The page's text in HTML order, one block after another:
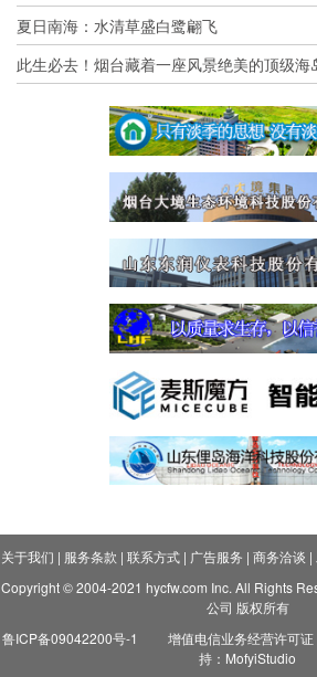
夏日南海：水清草盛白鹭翩飞
此生必去！烟台藏着一座风景绝美的顶级海
关于我们 | 服务条款 | 联系方式| 广告服务 | 商务洽谈 |
Copyright © 2004-2021 hycfw.com Inc. All Rights
公司 版权所有
鲁ICP备09042200号-1
增值电信业务经营许可
持：MofyiStudio